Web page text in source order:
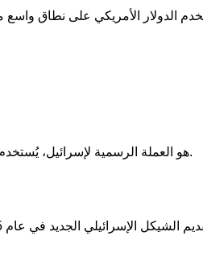
الدولار الأمريكي على نطاق واسع
الشيكل الإسرائيلي الجديد (ILS) هو العملة الرسمية لإسرائيل، يُستخدم للمعاملات اليومية والأنشطة الاقتصادية داخل البلاد.